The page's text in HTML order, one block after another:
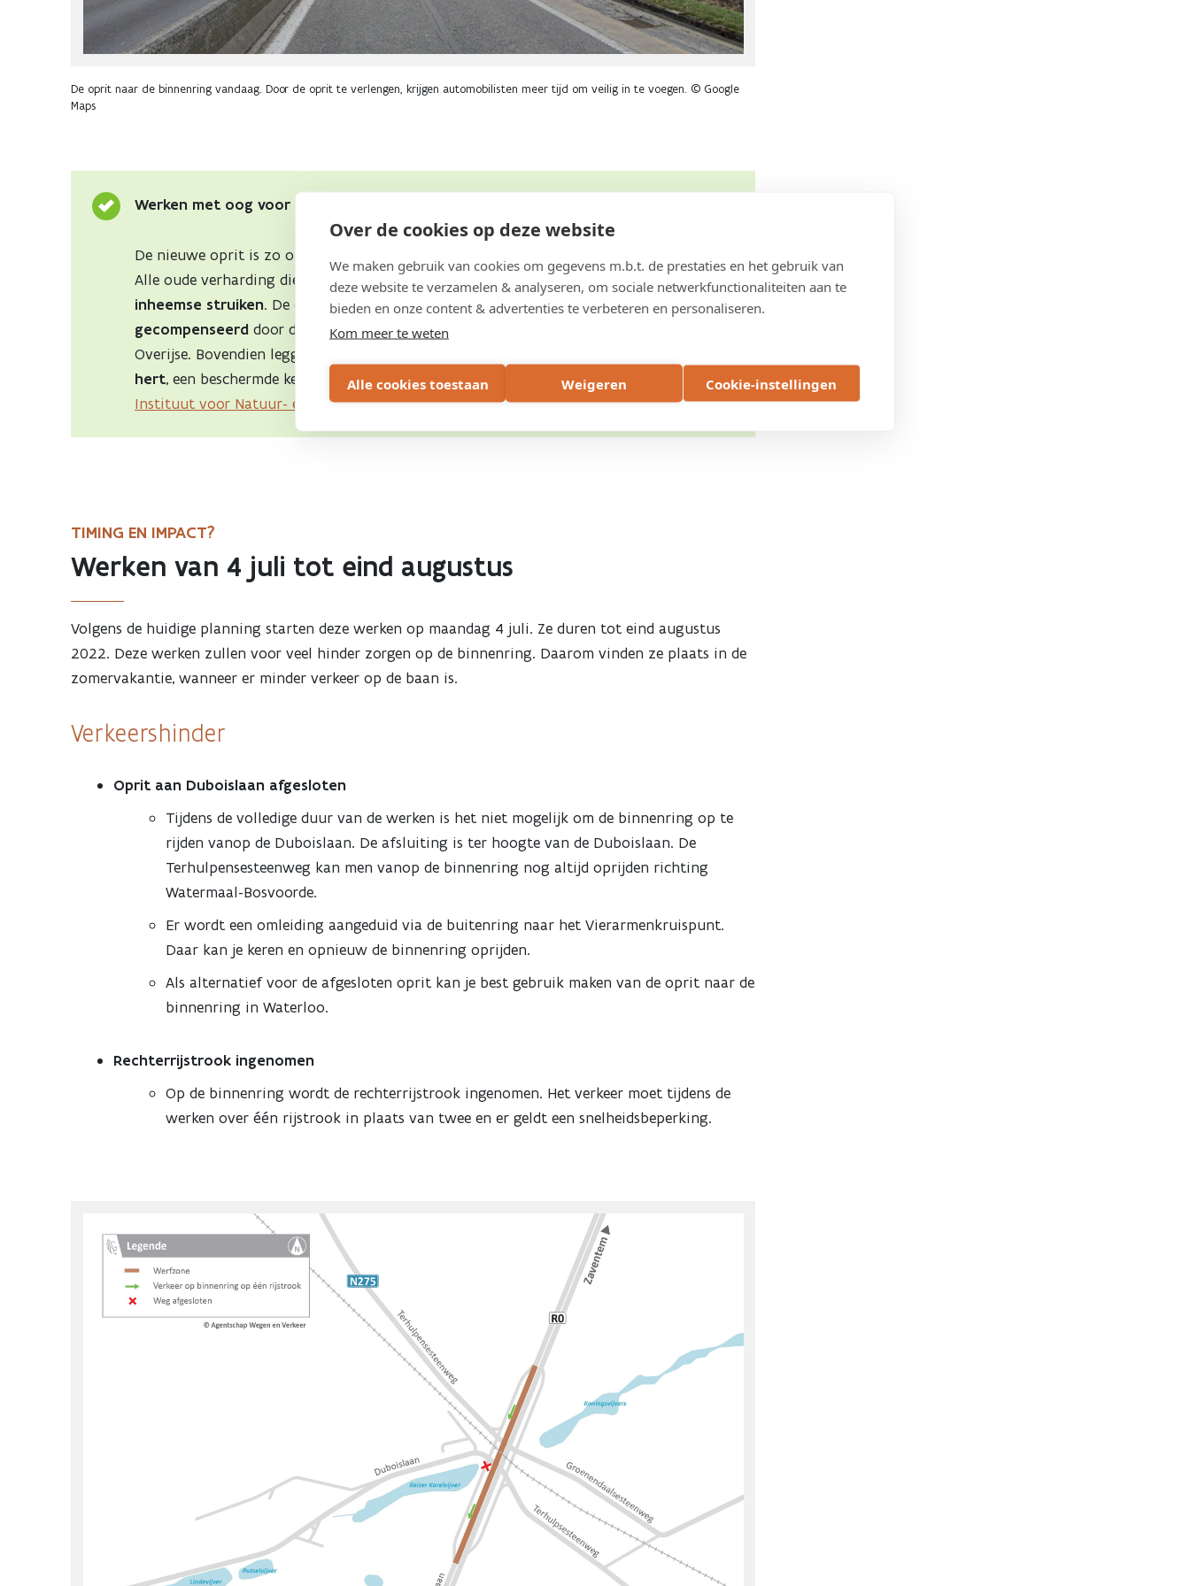
Over de cookies op deze website
We maken gebruik van cookies om gegevens m.b.t. de prestaties en het gebruik van
deze website te verzamelen & analyseren, om sociale netwerkfunctionaliteiten aan te
bieden en onze content & advertenties te verbeteren en personaliseren.
Kom meer te weten
Alle cookies toestaan Weigeren Cookie-instellingen
De oprit naar de binnenring vandaag. Door de oprit te verlengen, krijgen automobilisten meer tijd om veilig in te voegen. © Google
Maps
Werken met oog voor de natuur
De nieuwe oprit is zo ontworpen dat we
Alle oude verharding die niet meer nodig is, verwijderen we. In de plaats komen
inheemse struiken. De extra verharding die er komt, wordt ook ruimschoots
gecompenseerd door de ontharding en bebossing van een oude snelwegparking in
Overijse. Bovendien leggen we tijdens de werken
hert, een beschermde keversoort. Lees meer over de broedhopen op dewebsite van het
Instituut voor Natuur- en Bosonderzoek.
TIMING EN IMPACT?
Werken van 4 juli tot eind augustus
Volgens de huidige planning starten deze werken op maandag 4 juli. Ze duren tot eind augustus
2022. Deze werken zullen voor veel hinder zorgen op de binnenring. Daarom vinden ze plaats in de
zomervakantie, wanneer er minder verkeer op de baan is.
Verkeershinder
Oprit aan Duboislaan afgesloten
Tijdens de volledige duur van de werken is het niet mogelijk om de binnenring op te
rijden vanop de Duboislaan. De afsluiting is ter hoogte van de Duboislaan. De
Terhulpensesteenweg kan men vanop de binnenring nog altijd oprijden richting
Watermaal-Bosvoorde.
Er wordt een omleiding aangeduid via de buitenring naar het Vierarmenkruispunt.
Daar kan je keren en opnieuw de binnenring oprijden.
Als alternatief voor de afgesloten oprit kan je best gebruik maken van de oprit naar de
binnenring in Waterloo.
Rechterrijstrook ingenomen
Op de binnenring wordt de rechterrijstrook ingenomen. Het verkeer moet tijdens de
werken over één rijstrook in plaats van twee en er geldt een snelheidsbeperking.